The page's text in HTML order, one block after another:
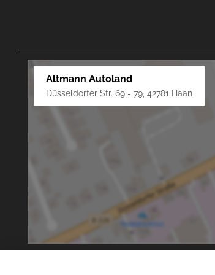
Altmann Autoland
Düsseldorfer Str. 69 - 79, 42781 Haan